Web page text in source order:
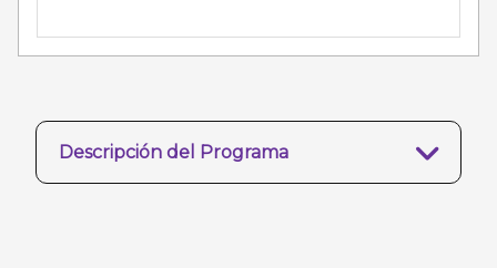
Descripción del Programa